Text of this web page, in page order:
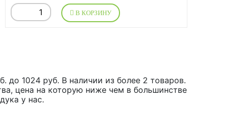
В КОРЗИНУ
до 1024 руб. В наличии из более 2 товаров.
цена на которую ниже чем в большинстве
у нас.